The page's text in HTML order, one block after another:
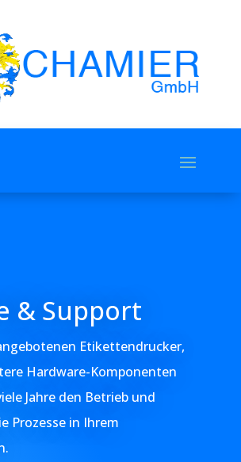
& Support
Etikettendrucker,
Hardware-Komponenten
Jahre den Betrieb und
Prozesse in Ihrem